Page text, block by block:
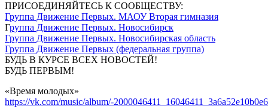
ПРИСОЕДИНЯЙТЕСЬ К СООБЩЕСТВУ:
Группа Движение Первых. МАОУ Вторая гимназия
Группа Движение Первых. Новосибирск
Группа Движение Первых. Новосибирская область
Группа Движение Первых (федеральная группа)
БУДЬ В КУРСЕ ВСЕХ НОВОСТЕЙ!
БУДЬ ПЕРВЫМ!
«Время молодых»
https://vk.com/music/album/-